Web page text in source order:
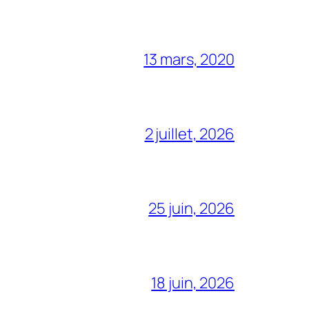
13 mars, 2020
2 juillet, 2026
25 juin, 2026
18 juin, 2026